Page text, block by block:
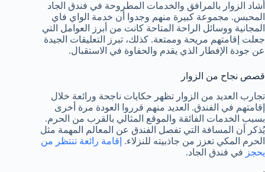
أشاد الزوار بالمرافق والخدمات المطروحة في فندق الجاد
المحبس. مجموعة كبيرة منهم وجدوا أن خدمة الواي فاي
المجانية ووسائل الراحة المتاحة كانت من أبرز العوامل التي
جعلت إقامتهم مريحة وممتعة. كذلك، تبرز التعليقات الجيدة
عن جودة الإفطار الذي يقدم والحفاوة في الاستقبال.
قصص نجاح من الزوار
تجارب العديد من الزوار تظهر حكايات ناجحة ورائعة خلال
إقامتهم في الفندق. العديد منهم قرروا العودة مرة أخرى
بسبب الخدمات الفائقة والموقع المثالي بالقرب من الحرم.
يُذكر أن المسافة التي تفصل الفندق عن المعالم المهمة مثل
الحرم المكي تعزز من جاذبيته للنزلاء. إقامة رائعة تنتظر من
يحجز في فندق الجاد.